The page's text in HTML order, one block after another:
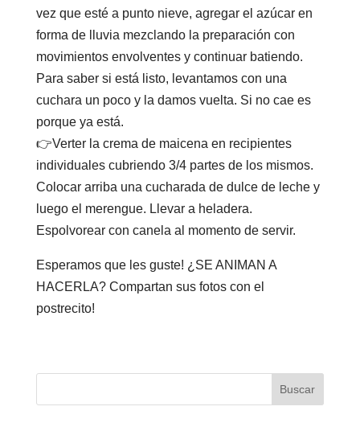
vez que esté a punto nieve, agregar el azúcar en
forma de lluvia mezclando la preparación con
movimientos envolventes y continuar batiendo.
Para saber si está listo, levantamos con una
cuchara un poco y la damos vuelta. Si no cae es
porque ya está.⁣
👉Verter la crema de maicena en recipientes
individuales cubriendo 3/4 partes de los mismos.
Colocar arriba una cucharada de dulce de leche y
luego el merengue. Llevar a heladera.
Espolvorear con canela al momento de servir.⁣ ⁣
Esperamos que les guste!⁣ ¿SE ANIMAN A
HACERLA? Compartan sus fotos con el
postrecito!